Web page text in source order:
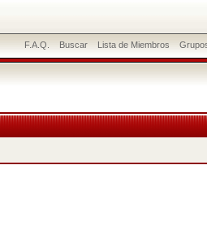
F.A.Q. Buscar Lista de Miembros